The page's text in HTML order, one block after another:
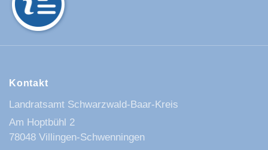
Kontakt
Landratsamt Schwarzwald-Baar-Kreis
Am Hoptbühl 2
78048 Villingen-Schwenningen